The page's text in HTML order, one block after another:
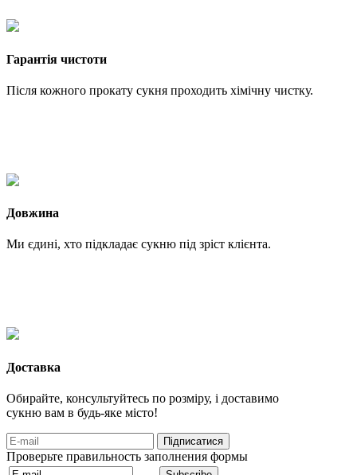
Гарантія чистоти
Після кожного прокату сукня проходить хімічну чистку.
Довжина
Ми єдині, хто підкладає сукню під зріст клієнта.
Доставка
Обирайте, консультуйтесь по розміру, і доставимо
сукню вам в будь-яке місто!
Проверьте правильность заполнения формы